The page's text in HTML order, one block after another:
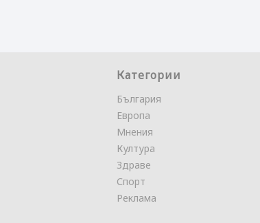
Категории
България
Европа
Мнения
Култура
Здраве
Спорт
Реклама